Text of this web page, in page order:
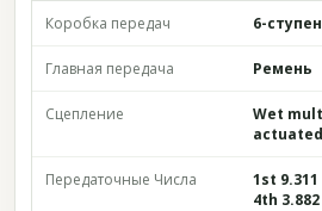
Коробка передач 6-
Главная передача Ремень
Сцепление
Wet
Передаточные Числа
1st 9.311
4th